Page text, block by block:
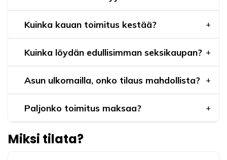
Kuinka kauan toimitus kestää?
Kuinka löydän edullisimman seksikaupan?
Asun ulkomailla, onko tilaus mahdollista?
Paljonko toimitus maksaa?
Miksi tilata?